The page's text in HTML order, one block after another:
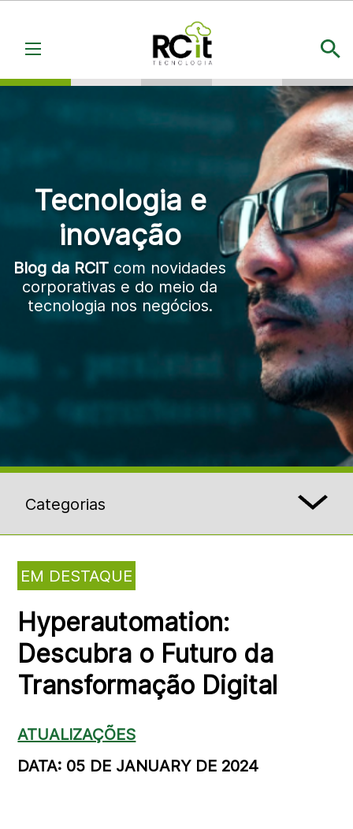
Tecnologia e
inovação
Blog da RCiT com novidades
corporativas e do meio da
tecnologia nos negócios.
Categorias
EM DESTAQUE
Hyperautomation:
Descubra o Futuro da
Transformação Digital
ATUALIZAÇÕES
DATA: 05 DE JANUARY DE 2024